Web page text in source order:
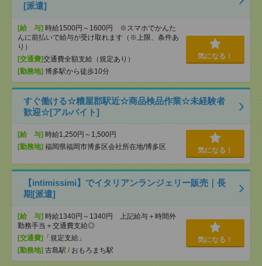
[派遣]
[給 与] 時給1500円～1600円 ※スマホでかんた
んに前払いで給与が受け取れます（※上限、条件あ
り）
[交通費]交通費全額支給（規定あり）
[勤務地] 博多駅から徒歩10分
気になる！
すぐ働ける☆糟屋郡駅近☆商品検品作業☆未経験者
歓迎☆[アルバイト]
[給 与] 時給1,250円～1,500円
[勤務地] 福岡県福岡市博多区会社所在地/博多区 気になる！
【intimissimi】でイタリアンランジェリー販売｜長
期[派遣]
[給 与] 時給1340円～1340円 上記給与＋時間外
勤務手当＋交通費支給◎
[交通費]
「規定支給」
[勤務地] 古島駅 / おもろまち駅
気になる！